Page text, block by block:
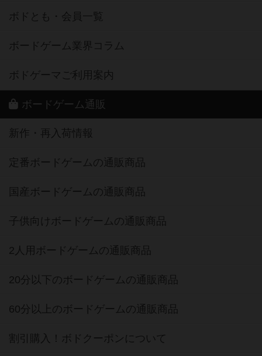
ボドとも・会員一覧
ボードゲーム業界コラム
ボドゲーマご利用案内
ボードゲーム通販
新作・再入荷情報
定番ボードゲームの通販商品
国産ボードゲームの通販商品
子供向けボードゲームの通販商品
2人用ボードゲームの通販商品
20分以下のボードゲームの通販商品
60分以上のボードゲームの通販商品
割引購入！ボドクーポンについて